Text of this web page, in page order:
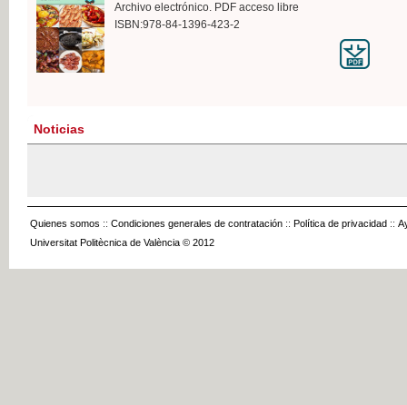
Archivo electrónico. PDF acceso libre
ISBN:978-84-1396-423-2
Noticias
Quienes somos :: Condiciones generales de contratación :: Política de privacidad ::
Universitat Politècnica de València © 2012